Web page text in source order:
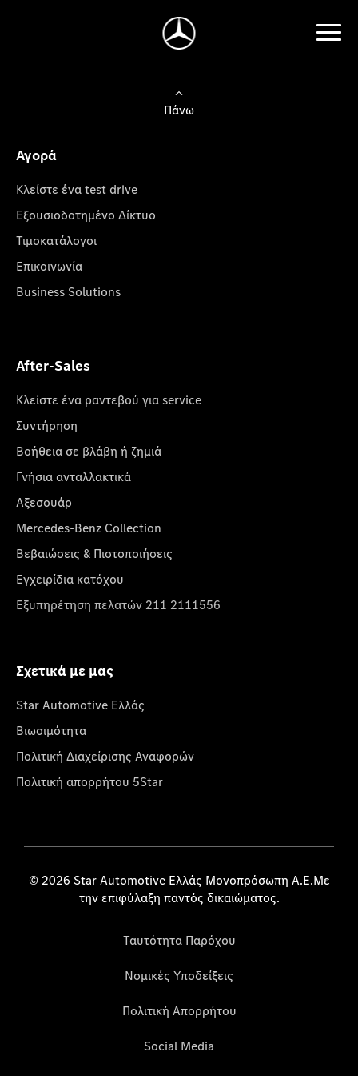
Πάνω
Αγορά
Κλείστε ένα test drive
Εξουσιοδοτημένο Δίκτυο
Τιμοκατάλογοι
Επικοινωνία
Business Solutions
After-Sales
Κλείστε ένα ραντεβού για service
Συντήρηση
Βοήθεια σε βλάβη ή ζημιά
Γνήσια ανταλλακτικά
Αξεσουάρ
Mercedes-Benz Collection
Βεβαιώσεις & Πιστοποιήσεις
Εγχειρίδια κατόχου
Εξυπηρέτηση πελατών 211 2111556
Σχετικά με μας
Star Automotive Ελλάς
Βιωσιμότητα
Πολιτική Διαχείρισης Αναφορών
Πολιτική απορρήτου 5Star
© 2026 Star Automotive Ελλάς Μονοπρόσωπη Α.Ε.Με
την επιφύλαξη παντός δικαιώματος.
Ταυτότητα Παρόχου
Νομικές Υποδείξεις
Πολιτική Απορρήτου
Social Media